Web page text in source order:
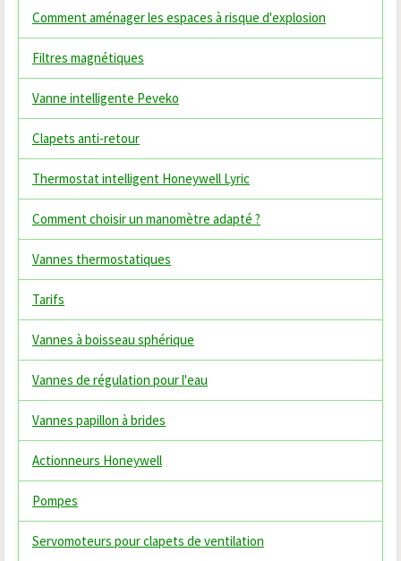
Comment aménager les espaces à risque d'explosion
Filtres magnétiques
Vanne intelligente Peveko
Clapets anti-retour
Thermostat intelligent Honeywell Lyric
Comment choisir un manomètre adapté ?
Vannes thermostatiques
Tarifs
Vannes à boisseau sphérique
Vannes de régulation pour l'eau
Vannes papillon à brides
Actionneurs Honeywell
Pompes
Servomoteurs pour clapets de ventilation